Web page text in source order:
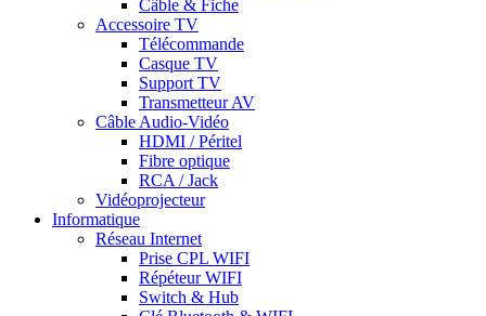
Câble & Fiche
Accessoire TV
Télécommande
Casque TV
Support TV
Transmetteur AV
Câble Audio-Vidéo
HDMI / Péritel
Fibre optique
RCA / Jack
Vidéoprojecteur
Informatique
Réseau Internet
Prise CPL WIFI
Répéteur WIFI
Switch & Hub